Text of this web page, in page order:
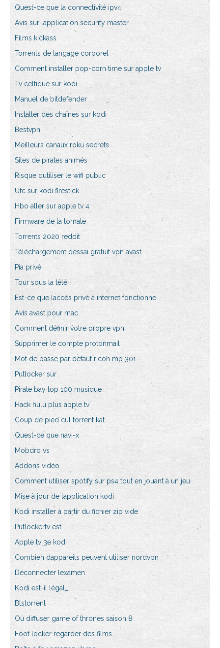
Quest-ce que la connectivité ipv4
Avis sur lapplication security master
Films kickass
Torrents de langage corporel
Comment installer pop-corn time sur apple tv
Tv celtique sur kodi
Manuel de bitdefender
Installer des chaînes sur kodi
Bestvpn
Meilleurs canaux roku secrets
Sites de pirates animés
Risque dutiliser le wifi public
Ufc sur kodi firestick
Hbo aller sur apple tv 4
Firmware de la tomate
Torrents 2020 reddit
Téléchargement dessai gratuit vpn avast
Pia privé
Tour sous la télé
Est-ce que laccès privé à internet fonctionne
Avis avast pour mac
Comment définir votre propre vpn
Supprimer le compte protonmail
Mot de passe par défaut ricoh mp 301
Putlocker sur
Pirate bay top 100 musique
Hack hulu plus apple tv
Coup de pied cul torrent kat
Quest-ce que navi-x
Mobdro vs
Addons vidéo
Comment utiliser spotify sur ps4 tout en jouant à un jeu
Mise à jour de lapplication kodi
Kodi installer à partir du fichier zip vide
Putlockertv est
Apple tv 3e kodi
Combien dappareils peuvent utiliser nordvpn
Déconnecter lexamen
Kodi est-il légal_
Btstorrent
Où diffuser game of thrones saison 8
Foot locker regarder des films